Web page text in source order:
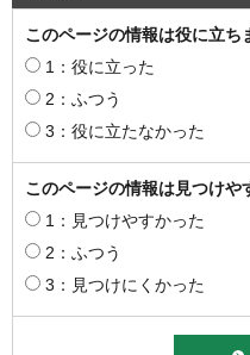
このページの情報は役に立ち
1：役に立った
2：ふつう
3：役に立たなかった
このページの情報は見つけや
1：見つけやすかった
2：ふつう
3：見つけにくかった